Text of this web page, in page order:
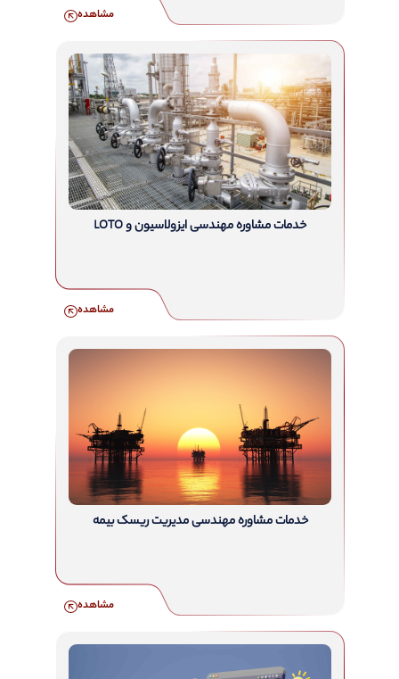
مشاهده
خدمات مشاوره مهندسی ایزولاسیون و LOTO
مشاهده
خدمات مشاوره مهندسی مدیریت ریسک بیمه
مشاهده